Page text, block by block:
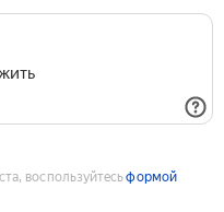
воспользуйтесьформой